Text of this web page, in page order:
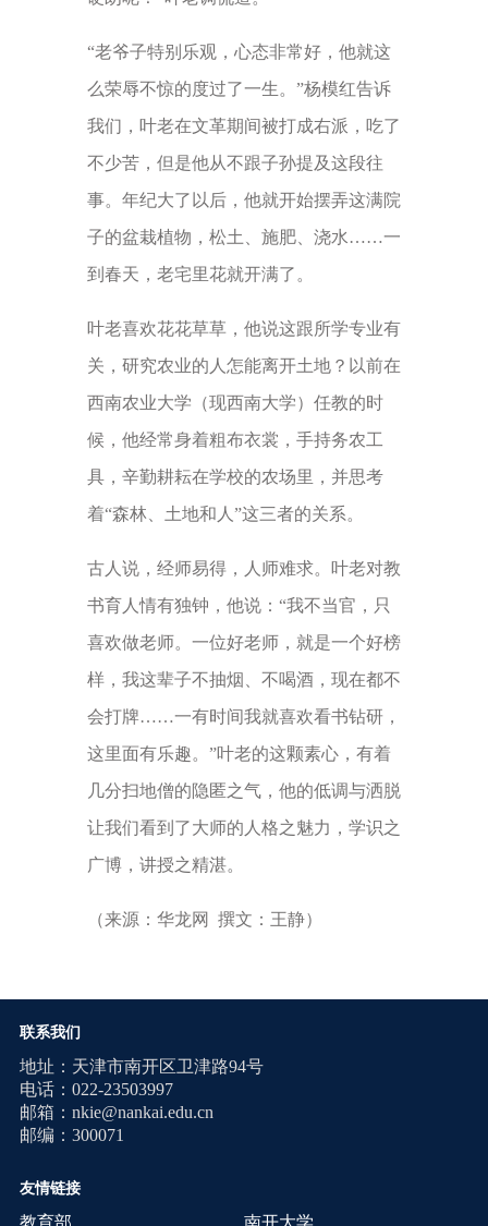
“老爷子特别乐观，心态非常好，他就这
么荣辱不惊的度过了一生。”杨模红告诉
我们，叶老在文革期间被打成右派，吃了
不少苦，但是他从不跟子孙提及这段往
事。年纪大了以后，他就开始摆弄这满院
子的盆栽植物，松土、施肥、浇水……一
到春天，老宅里花就开满了。
叶老喜欢花花草草，他说这跟所学专业有
关，研究农业的人怎能离开土地？以前在
西南农业大学（现西南大学）任教的时
候，他经常身着粗布衣裳，手持务农工
具，辛勤耕耘在学校的农场里，并思考
着“森林、土地和人”这三者的关系。
古人说，经师易得，人师难求。叶老对教
书育人情有独钟，他说：“我不当官，只
喜欢做老师。一位好老师，就是一个好榜
样，我这辈子不抽烟、不喝酒，现在都不
会打牌……一有时间我就喜欢看书钻研，
这里面有乐趣。”叶老的这颗素心，有着
几分扫地僧的隐匿之气，他的低调与洒脱
让我们看到了大师的人格之魅力，学识之
广博，讲授之精湛。
（来源：华龙网 撰文：王静）
联系我们
地址：天津市南开区卫津路94号
电话：022-23503997
邮箱：nkie@nankai.edu.cn
邮编：300071
友情链接